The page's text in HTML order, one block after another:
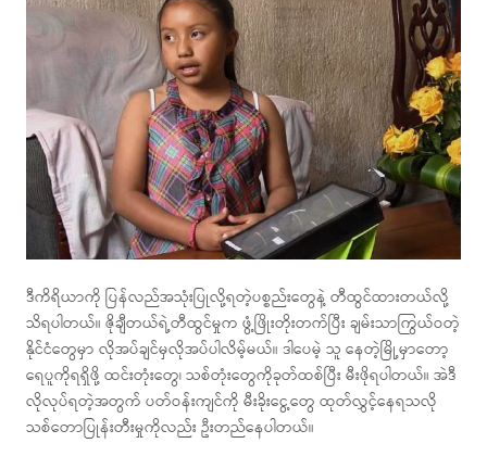
ဒီကိရိယာကို ပြန်လည်အသုံးပြုလို့ရတဲ့ပစ္စည်းတွေနဲ့ တီထွင်ထားတယ်လို့
သိရပါတယ်။ ဇိုချီတယ်ရဲ့တီထွင်မှုက ဖွံ့ဖြိုးတိုးတက်ပြီး ချမ်းသာကြွယ်ဝတဲ့
နိုင်ငံတွေမှာ လိုအပ်ချင်မှလိုအပ်ပါလိမ့်မယ်။ ဒါပေမဲ့ သူ နေတဲ့မြို့မှာတော့
ရေပူကိုရရှိဖို့ ထင်းတုံးတွေ၊ သစ်တုံးတွေကိုခုတ်ထစ်ပြီး မီးဖိုရပါတယ်။ အဲဒီ
လိုလုပ်ရတဲ့အတွက် ပတ်ဝန်းကျင်ကို မီးခိုးငွေ့တွေ ထုတ်လွှင့်နေရသလို
သစ်တောပြုန်းတီးမှုကိုလည်း ဦးတည်နေပါတယ်။